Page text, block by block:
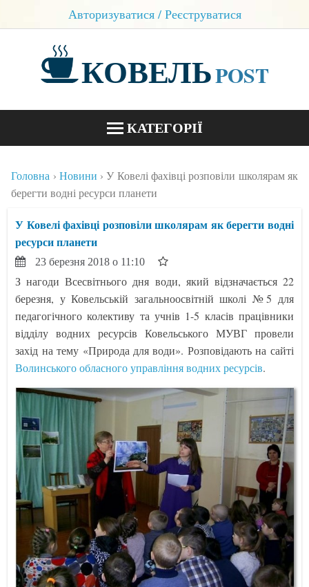
Авторизуватися / Реєструватися
КОВЕЛЬPOST
КАТЕГОРІЇ
БЛОГИ
КОНТАКТИ
Головна Новини
У Ковелі фахівці розповіли школярам як
берегти водні ресурси планети
У Ковелі фахівці розповіли школярам як берегти водні
ресурси планети
23 березня 2018 о 11:10
З нагоди Всесвітнього дня води, який відзначається 22
березня, у Ковельській загальноосвітній школі №5 для
педагогічного колективу та учнів 1-5 класів працівники
відділу водних ресурсів Ковельського МУВГ провели
захід на тему «Природа для води». Розповідають на сайті
Волинського обласного управління водних ресурсів.